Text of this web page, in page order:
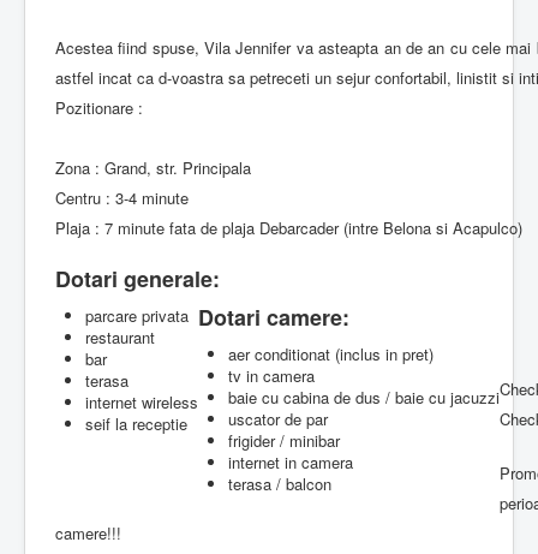
Acestea fiind spuse, Vila Jennifer va asteapta an de an cu cele
astfel incat ca d-voastra sa petreceti un sejur confortabil, linistit si
Pozitionare :
Zona : Grand, str. Principala
Centru : 3-4 minute
Plaja : 7 minute fata de plaja Debarcader (intre Belona si Acapulco)
Dotari generale:
parcare privata
restaurant
bar
terasa
internet wireless
seif la receptie
Dotari camere:
aer conditionat (inclus in pret)
tv in camera
baie cu cabina de dus / baie cu jacuzzi
uscator de par
frigider / minibar
internet in camera
terasa / balcon
camere!!!